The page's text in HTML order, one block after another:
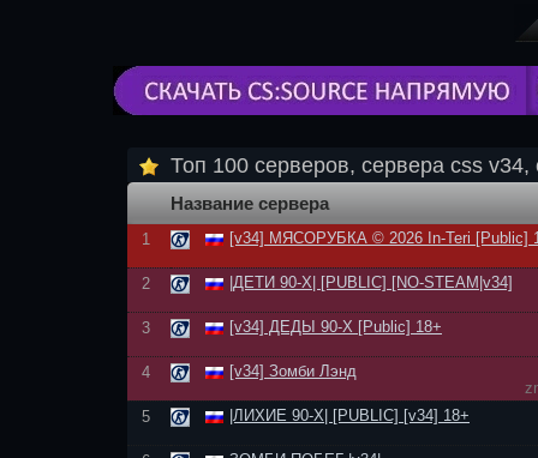
Топ 100 серверов, сервера css v34,
Название сервера
1 [v34] МЯСОРУБКА © 2026 In-Teri [Public]
2 |ДЕТИ 90-Х| [PUBLIC] [NO-STEAM|v34]
3 [v34] ДЕДЫ 90-Х [Public] 18+
4
[v34] Зомби Лэнд
5
|ЛИХИЕ 90-Х| [PUBLIC] [v34] 18+